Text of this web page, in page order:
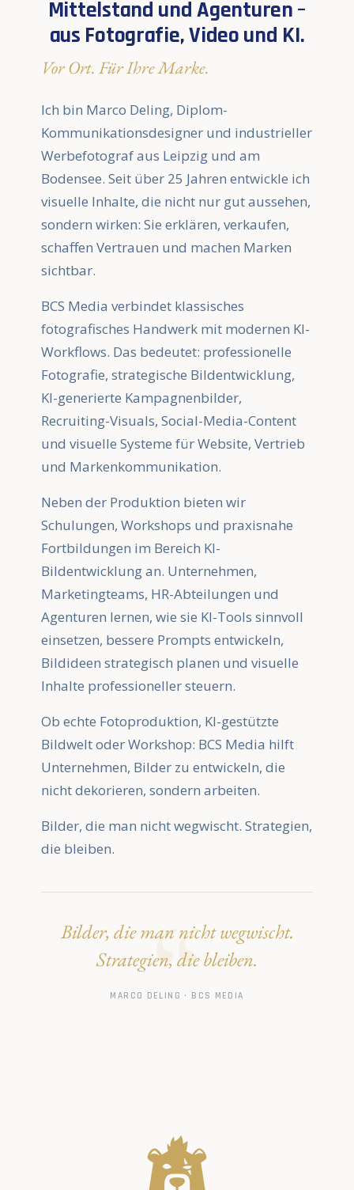
Mittelstand und Agenturen –
aus Fotografie, Video und KI.
Vor Ort. Für Ihre Marke.
Ich bin Marco Deling, Diplom-
Kommunikationsdesigner und industrieller
Werbefotograf aus Leipzig und am
Bodensee. Seit über 25 Jahren entwickle ich
visuelle Inhalte, die nicht nur gut aussehen,
sondern wirken: Sie erklären, verkaufen,
schaffen Vertrauen und machen Marken
sichtbar.
BCS Media verbindet klassisches
fotografisches Handwerk mit modernen KI-
Workflows. Das bedeutet: professionelle
Fotografie, strategische Bildentwicklung,
KI-generierte Kampagnenbilder,
Recruiting-Visuals, Social-Media-Content
und visuelle Systeme für Website, Vertrieb
und Markenkommunikation.
Neben der Produktion bieten wir
Schulungen, Workshops und praxisnahe
Fortbildungen im Bereich KI-
Bildentwicklung an. Unternehmen,
Marketingteams, HR-Abteilungen und
Agenturen lernen, wie sie KI-Tools sinnvoll
einsetzen, bessere Prompts entwickeln,
Bildideen strategisch planen und visuelle
Inhalte professioneller steuern.
Ob echte Fotoproduktion, KI-gestützte
Bildwelt oder Workshop: BCS Media hilft
Unternehmen, Bilder zu entwickeln, die
nicht dekorieren, sondern arbeiten.
Bilder, die man nicht wegwischt. Strategien,
die bleiben.
Bilder, die man nicht wegwischt.
Strategien, die bleiben.
MARCO DELING · BCS MEDIA